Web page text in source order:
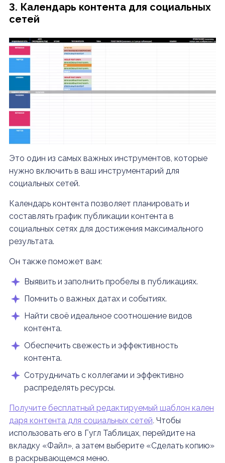
3. Календарь контента для социальных
сетей
Это один из самых важных инструментов, которые
нужно включить в ваш инструментарий для
социальных сетей.
Календарь контента позволяет планировать и
составлять график публикации контента в
социальных сетях для достижения максимального
результата.
Он также поможет вам:
Выявить и заполнить пробелы в публикациях.
Помнить о важных датах и событиях.
Найти своё идеальное соотношение видов
контента.
Обеспечить свежесть и эффективность
контента.
Сотрудничать с коллегами и эффективно
распределять ресурсы.
Получите бесплатный редактируемый шаблон кален
даря контента для социальных сетей. Чтобы
использовать его в Гугл Таблицах, перейдите на
вкладку «Файл», а затем выберите «Сделать копию»
в раскрывающемся меню.